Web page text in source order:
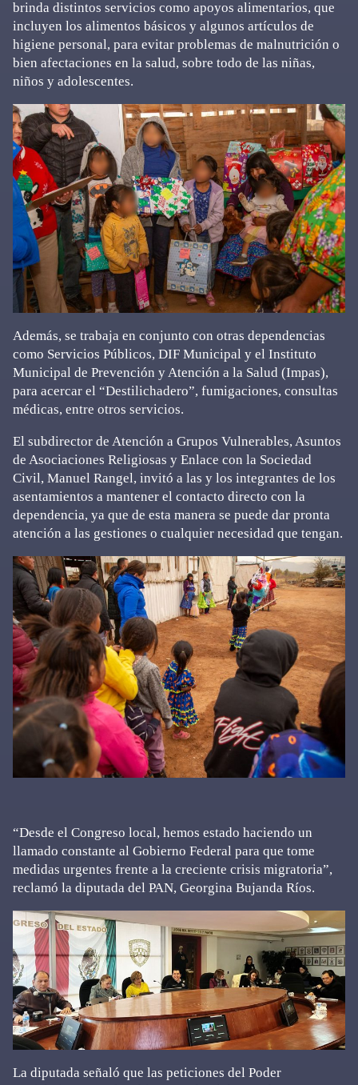
brinda distintos servicios como apoyos alimentarios, que
incluyen los alimentos básicos y algunos artículos de
higiene personal, para evitar problemas de malnutrición o
bien afectaciones en la salud, sobre todo de las niñas,
niños y adolescentes.
Además, se trabaja en conjunto con otras dependencias
como Servicios Públicos, DIF Municipal y el Instituto
Municipal de Prevención y Atención a la Salud (Impas),
para acercar el “Destilichadero”, fumigaciones, consultas
médicas, entre otros servicios.
El subdirector de Atención a Grupos Vulnerables, Asuntos
de Asociaciones Religiosas y Enlace con la Sociedad
Civil, Manuel Rangel, invitó a las y los integrantes de los
asentamientos a mantener el contacto directo con la
dependencia, ya que de esta manera se puede dar pronta
atención a las gestiones o cualquier necesidad que tengan.
“Desde el Congreso local, hemos estado haciendo un
llamado constante al Gobierno Federal para que tome
medidas urgentes frente a la creciente crisis migratoria”,
reclamó la diputada del PAN, Georgina Bujanda Ríos.
La diputada señaló que las peticiones del Poder